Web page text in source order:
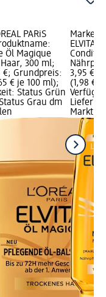
PARiS
Öl Magique
Haar, 300 ml;
€; Grundpreis:
€ je 100 ml);
Status Grün
Grau dm
Marke:
3,95 €;
(1,98 €
Markt